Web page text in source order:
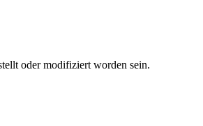
oder modifiziert worden sein.